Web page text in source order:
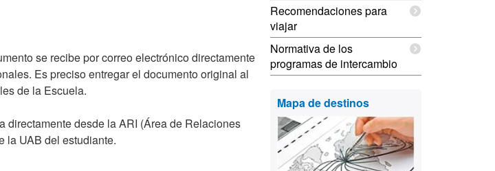
se recibe por correo electrónico directamente
Es preciso entregar el documento original al
de la Escuela.
directamente desde la ARI (Área de Relaciones
la UAB del estudiante.
Recomendaciones para
viajar
Normativa de los
programas de intercambio
Mapa de destinos